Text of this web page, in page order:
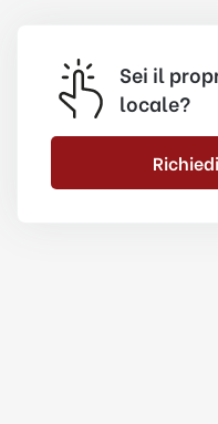
Sei il
locale?